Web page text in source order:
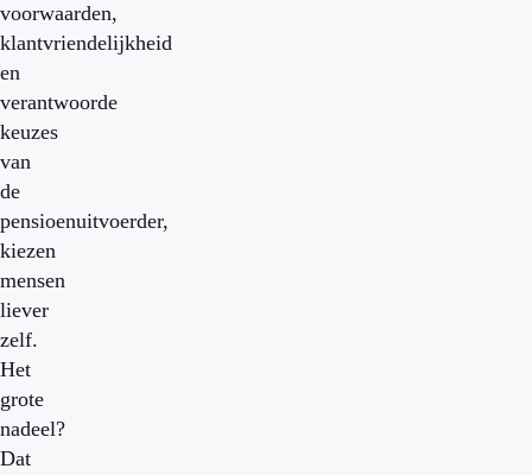
voorwaarden,
klantvriendelijkheid
en
verantwoorde
keuzes
van
de
pensioenuitvoerder,
kiezen
mensen
liever
zelf.
Het
grote
nadeel?
Dat